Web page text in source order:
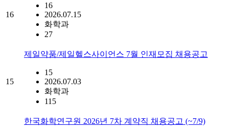
16
16
2026.07.15
화학과
27
15
제일약품/제일헬스사이언스 7월 인재모집 채용공고
15
2026.07.03
화학과
115
한국화학연구원 2026년 7차 계약직 채용공고 (~7/9)